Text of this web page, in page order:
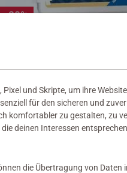
5 Sternen.
-20%
24,90 €
19,92 €
18,67 € Club Price
und Skripte, um ihre
für den sicheren und
komfortabler zu gestalten, zu
deinen Interessen
die Übertragung von Daten